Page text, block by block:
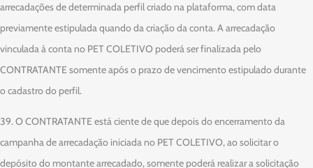
arrecadações de determinada perfil criado na plataforma, com data
previamente estipulada quando da criação da conta. A arrecadação
vinculada à conta no PET COLETIVO poderá ser finalizada pelo
CONTRATANTE somente após o prazo de vencimento estipulado durante
o cadastro do perfil.
39. O CONTRATANTE está ciente de que depois do encerramento da
campanha de arrecadação iniciada no PET COLETIVO, ao solicitar o
depósito do montante arrecadado, somente poderá realizar a solicitação